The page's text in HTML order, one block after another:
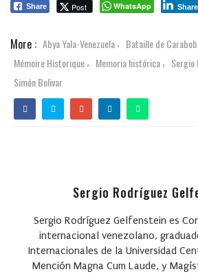
Share Post WhatsApp Share
More : Abya Yala-Venezuela , Bataille de
Mémoire Historique , Memoria histórica , Sergio
Simón Bolivar
Sergio Rodríguez
Sergio Rodríguez Gelfenstein es
internacional venezolano,
Internacionales de la Universidad
Mención Magna Cum Laude, y